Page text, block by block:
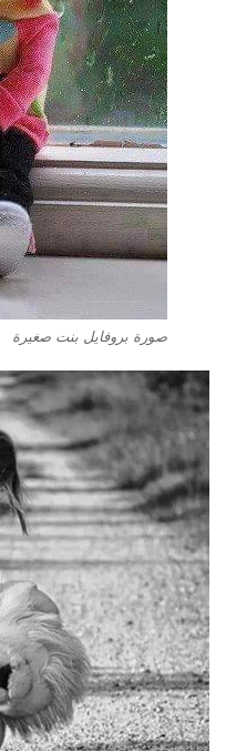
صورة بروفايل بنت صغيرة